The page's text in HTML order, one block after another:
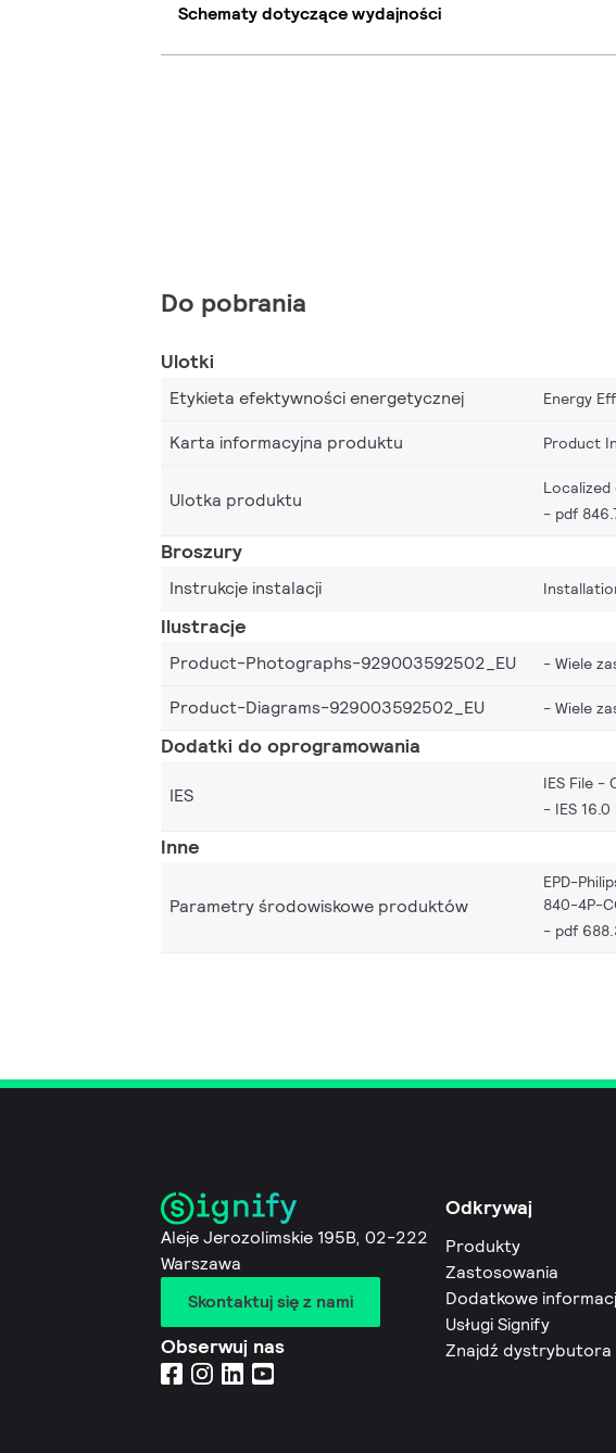
Schematy dotyczące wydajności
Do pobrania
Ulotki
Etykieta efektywności energetycznej Energy
Karta informacyjna produktu
Product
Ulotka produktu
pdf
Broszury
Instrukcje instalacji
Ilustracje
Product-Photographs-929003592502_EU Wiele
Product-Diagrams-929003592502_EU
Wiele
Dodatki do oprogramowania
IES
IES File -
IES 16.0
Inne
Parametry środowiskowe produktów
EPD-
840-4P-
pdf
Aleje Jerozolimskie 195B, 02-222
Warszawa
Skontaktuj się z nami
Obserwuj nas
Odkrywaj
Produkty
Zastosowania
Dodatkowe
Usługi Signify
Znajdź dystrybutora